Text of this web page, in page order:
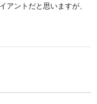
アントだと思いますが、